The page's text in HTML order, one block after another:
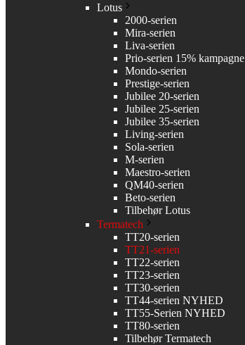
Lotus
2000-serien
Mira-serien
Liva-serien
Prio-serien 15% kampagne
Mondo-serien
Prestige-serien
Jubilee 20-serien
Jubilee 25-serien
Jubilee 35-serien
Living-serien
Sola-serien
M-serien
Maestro-serien
QM40-serien
Beto-serien
Tilbehør Lotus
Termatech
TT20-serien
TT21-serien
TT22-serien
TT23-serien
TT30-serien
TT44-serien NYHED
TT55-Serien NYHED
TT80-serien
Tilbehør Termatech